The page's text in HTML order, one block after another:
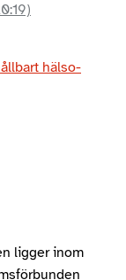
hälso-
ligger inom